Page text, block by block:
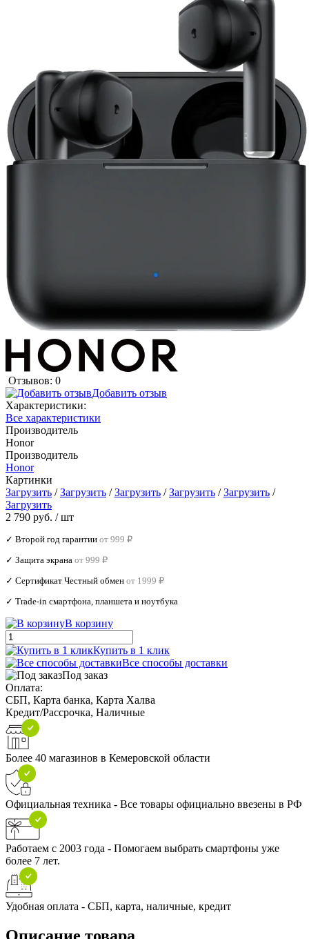
Отзывов: 0
Добавить отзыв
Характеристики:
Все характеристики
Производитель
Honor
Производитель
Honor
Картинки
Загрузить /Загрузить /Загрузить /Загрузить /Загрузить /
Загрузить
2 790 руб. / шт
✓ Второй год гарантии от 999 ₽
✓ Защита экрана от 999 ₽
✓ Сертификат Честный обмен от 1999 ₽
✓ Trade‑in смартфона, планшета и ноутбука
В корзину
Купить в 1 клик
Все способы доставки
Под заказ
Оплата:
СБП, Карта банка, Карта Халва
Кредит/Рассрочка, Наличные
Более 40 магазинов в Кемеровской области
Официальная техника - Все товары официально ввезены в РФ
Работаем с 2003 года - Помогаем выбрать смартфоны уже
более 7 лет.
Удобная оплата - СБП, карта, наличные, кредит
Описание товара